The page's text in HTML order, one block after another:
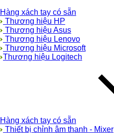
Hàng xách tay có sẵn
Thương hiệu HP
Thương hiệu Asus
Thương hiệu Lenovo
Thương hiệu Microsoft
Thương hiệu Logitech
Hàng xách tay có sẵn
Thiết bị chỉnh âm thanh - Mixer